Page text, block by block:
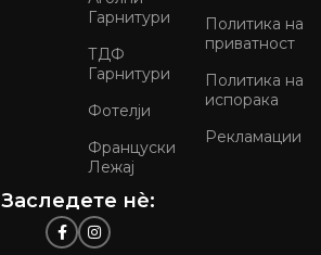
Гарнитури
ТДФ
Гарнитури
Фотелји
Француски
Лежај
Политика на
приватност
Политика на
испорака
Рекламации
Заследете нѐ: